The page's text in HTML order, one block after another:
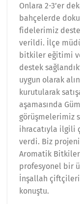
Onlara 2-3’er
bahçelerde
fidelerimiz
verildi. İlçe
bitkiler eğitimi
destek
uygun olarak
kurutularak
aşamasında
görüşmelerimiz
ihracatıyla ilgili
verdi. Biz
Aromatik
profesyonel bir
İnşallah
konuştu.